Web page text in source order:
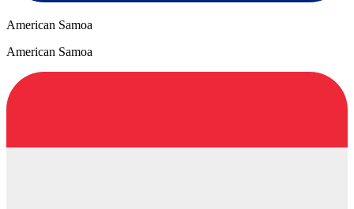
American Samoa
American Samoa